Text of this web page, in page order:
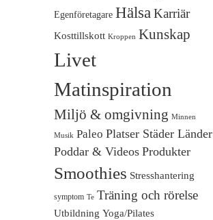
Egenföretagare HälsaKarriär
Kosttillskott Kroppen Kunskap
Livet
Matinspiration
Miljö & omgivning Minnen
Musik Paleo Platser Städer Länder
Poddar & Videos Produkter
Smoothies Stresshantering
symptom Te Träning och rörelse
Utbildning Yoga/Pilates